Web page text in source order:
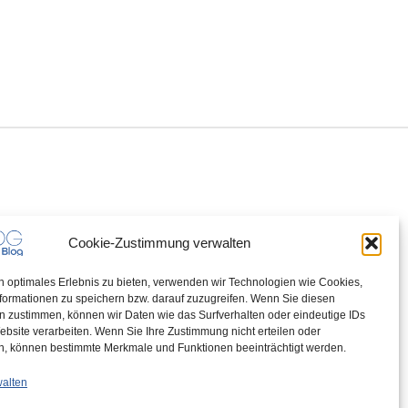
Cookie-Zustimmung verwalten
optimales Erlebnis zu bieten, verwenden wir Technologien wie Cookies,
zu speichern bzw. darauf zuzugreifen. Wenn Sie diesen
zustimmen, können wir Daten wie das Surfverhalten oder eindeutige IDs
verarbeiten. Wenn Sie Ihre Zustimmung nicht erteilen oder
können bestimmte Merkmale und Funktionen beeinträchtigt werden.